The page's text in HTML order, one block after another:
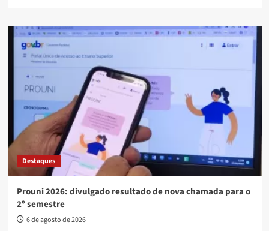
Destaques
Prouni 2026: divulgado resultado de nova chamada para o
2º semestre
6 de agosto de 2026